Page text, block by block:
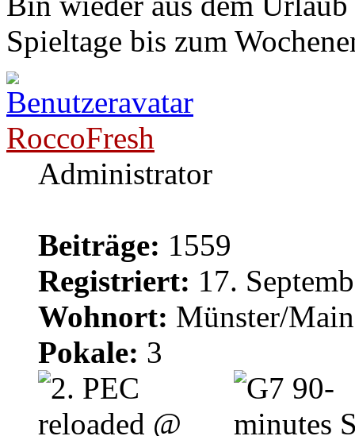
Spieltage bis zum
RoccoFresh
Administrator
Beiträge: 1559
Registriert: 17.
Wohnort: Münster/
Pokale: 3